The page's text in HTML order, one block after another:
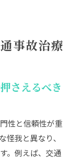
事故治療
さえるべき
性と信頼性が重
怪我と異なり、
。例えば、交通